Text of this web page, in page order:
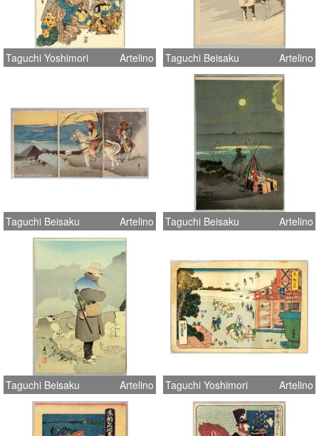
Taguchi Yoshimori Artelino Taguchi Beisaku Artelino
Taguchi Beisaku Artelino Taguchi Beisaku Artelino
Taguchi Beisaku Artelino Taguchi Yoshimori Artelino